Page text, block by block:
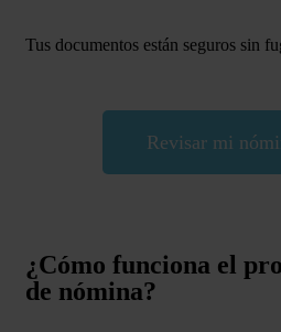
Tus documentos están seguros sin
Revisar mi
¿Cómo funciona el
de nómina?